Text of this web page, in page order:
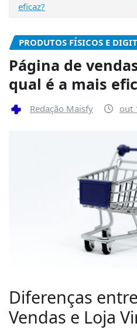
eficaz?
PRODUTOS FÍSICOS E
Página de
qual é a mais
Redação Maisfy out
Diferenças
Vendas e Loja